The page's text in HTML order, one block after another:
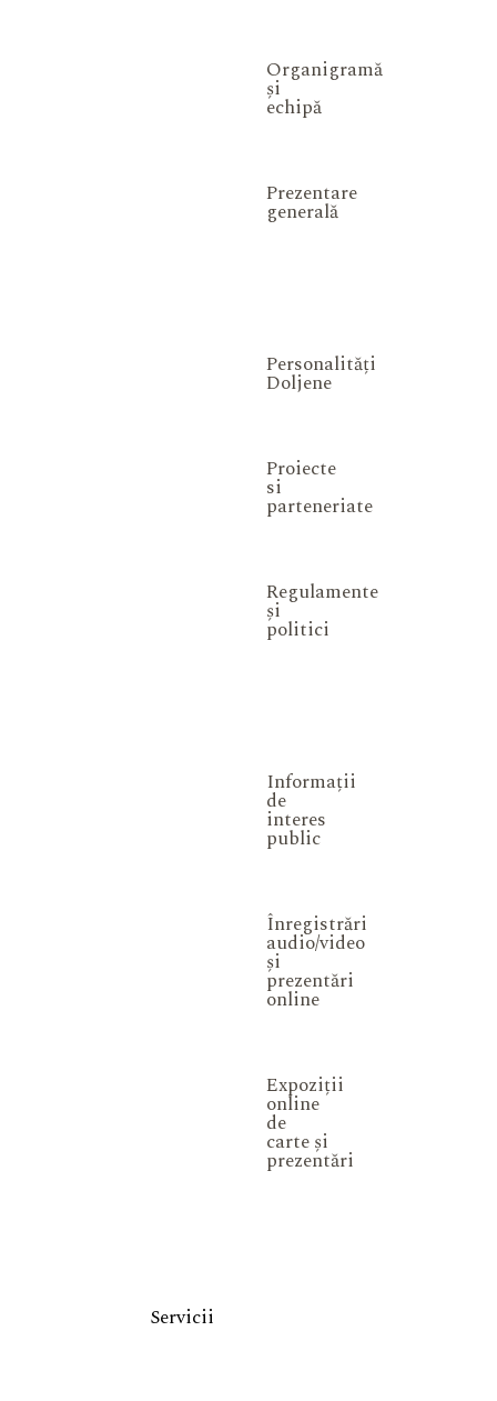
Organigramă
și
echipă
Prezentare
generală
Personalități
Doljene
Proiecte
si
parteneriate
Regulamente
și
politici
Informații
de
interes
public
Înregistrări
audio/video
și
prezentări
online
Expoziții
online
de
carte și
prezentări
Servicii